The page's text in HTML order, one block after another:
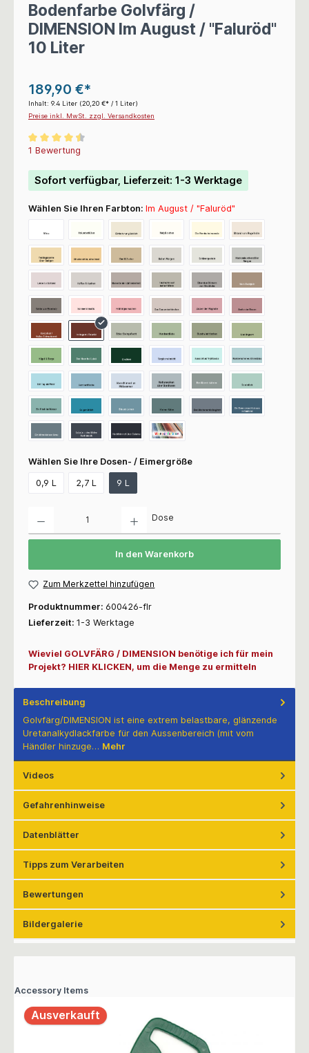
Bodenfarbe Golvfärg /
DIMENSION Im August / "Faluröd"
10 Liter
189,90 €*
Inhalt: 9.4 Liter (20,20 €* / 1 Liter)
Preise inkl. MwSt. zzgl. Versandkosten
Durchschnittliche Bewertung von 4.5 von 5 Sternen
1 Bewertung
Sofort verfügbar, Lieferzeit: 1-3 Werktage
Wählen Sie Ihren Farbton: Im August / "Faluröd"
Wählen Sie Ihre Dosen- / Eimergröße
0,9 L 2,7 L 9 L
Dose
In den Warenkorb
Zum Merkzettel hinzufügen
Produktnummer: 600426-flr
Lieferzeit: 1-3 Werktage
Wieviel GOLVFÄRG / DIMENSION benötige ich für mein
Projekt? HIER KLICKEN, um die Menge zu ermitteln
Beschreibung
Golvfärg/DIMENSION ist eine extrem belastbare, glänzende
Uretanalkydlackfarbe für den Aussenbereich (mit vom
Händler hinzuge… Mehr
Videos
Gefahrenhinweise
Datenblätter
Tipps zum Verarbeiten
Bewertungen
Bildergalerie
Accessory Items
Ausverkauft